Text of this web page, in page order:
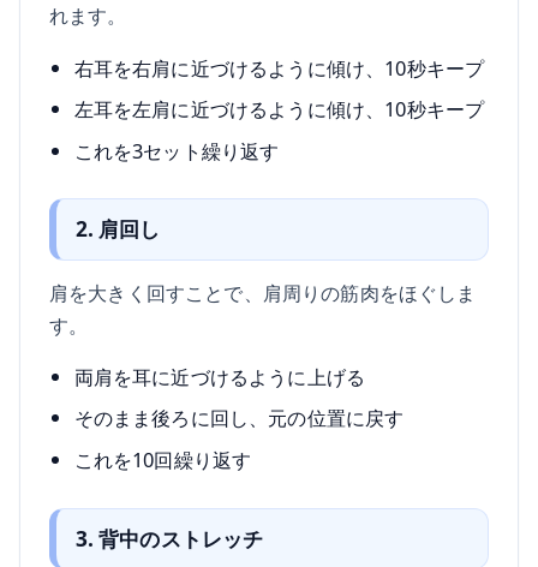
れます。
右耳を右肩に近づけるように傾け、10秒キープ
左耳を左肩に近づけるように傾け、10秒キープ
これを3セット繰り返す
2. 肩回し
肩を大きく回すことで、肩周りの筋肉をほぐしま
す。
両肩を耳に近づけるように上げる
そのまま後ろに回し、元の位置に戻す
これを10回繰り返す
3. 背中のストレッチ